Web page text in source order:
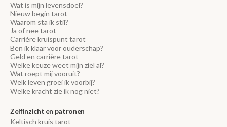
Wat is mijn levensdoel?
Nieuw begin tarot
Waarom sta ik stil?
Ja of nee tarot
Carrière kruispunt tarot
Ben ik klaar voor ouderschap?
Geld en carrière tarot
Welke keuze weet mijn ziel al?
Wat roept mij vooruit?
Welk leven groei ik voorbij?
Welke kracht zie ik nog niet?
Zelfinzicht en patronen
Keltisch kruis tarot